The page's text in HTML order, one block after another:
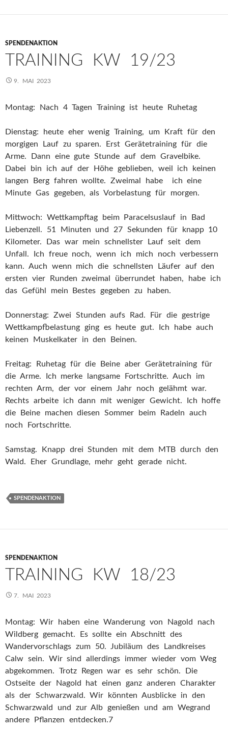
SPENDENAKTION
TRAINING KW 19/23
9. MAI 2023
Montag: Nach 4 Tagen Training ist heute Ruhetag
Dienstag: heute eher wenig Training, um Kraft für den
morgigen Lauf zu sparen. Erst Gerätetraining für die
Arme. Dann eine gute Stunde auf dem Gravelbike.
Dabei bin ich auf der Höhe geblieben, weil ich keinen
langen Berg fahren wollte. Zweimal habe ich eine
Minute Gas gegeben, als Vorbelastung für morgen.
Mittwoch: Wettkampftag beim Paracelsuslauf in Bad
Liebenzell. 51 Minuten und 27 Sekunden für knapp 10
Kilometer. Das war mein schnellster Lauf seit dem
Unfall. Ich freue noch, wenn ich mich noch verbessern
kann. Auch wenn mich die schnellsten Läufer auf den
ersten vier Runden zweimal überrundet haben, habe ich
das Gefühl mein Bestes gegeben zu haben.
Donnerstag: Zwei Stunden aufs Rad. Für die gestrige
Wettkampfbelastung ging es heute gut. Ich habe auch
keinen Muskelkater in den Beinen.
Freitag: Ruhetag für die Beine aber Gerätetraining für
die Arme. Ich merke langsame Fortschritte. Auch im
rechten Arm, der vor einem Jahr noch gelähmt war.
Rechts arbeite ich dann mit weniger Gewicht. Ich hoffe
die Beine machen diesen Sommer beim Radeln auch
noch Fortschritte.
Samstag. Knapp drei Stunden mit dem MTB durch den
Wald. Eher Grundlage, mehr geht gerade nicht.
SPENDENAKTION
SPENDENAKTION
TRAINING KW 18/23
7. MAI 2023
Montag: Wir haben eine Wanderung von Nagold nach
Wildberg gemacht. Es sollte ein Abschnitt des
Wandervorschlags zum 50. Jubiläum des Landkreises
Calw sein. Wir sind allerdings immer wieder vom Weg
abgekommen. Trotz Regen war es sehr schön. Die
Ostseite der Nagold hat einen ganz anderen Charakter
als der Schwarzwald. Wir könnten Ausblicke in den
Schwarzwald und zur Alb genießen und am Wegrand
andere Pflanzen entdecken.7